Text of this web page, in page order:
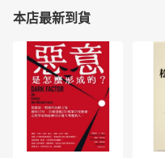
本店最新到貨